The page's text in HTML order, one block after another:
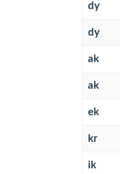
dy
dy
ak
ak
ek
kr
ik